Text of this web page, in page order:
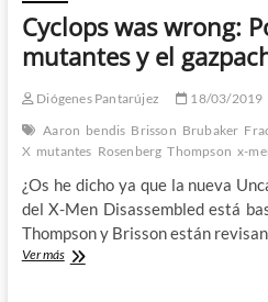
Cyclops was wrong:
mutantes y el
Diógenes Pantarújez 18/03/2019
Aaron bendis Brisson Brubaker
X mutantes Rosenberg Thompson x-
¿Os he dicho ya que la nueva
del X-Men Disassembled está
Thompson y Brisson están
Ver másCyclops